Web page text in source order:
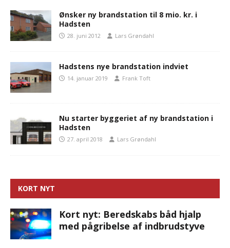
Ønsker ny brandstation til 8 mio. kr. i
Hadsten
28. juni 2012 Lars Grøndahl
Hadstens nye brandstation indviet
14. januar 2019 Frank Toft
Nu starter byggeriet af ny brandstation i
Hadsten
27. april 2018 Lars Grøndahl
KORT NYT
Kort nyt: Beredskabs båd hjalp
med pågribelse af indbrudstyve